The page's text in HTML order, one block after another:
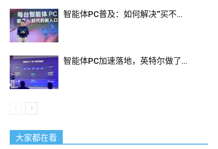
智能体PC普及：如何解决“买不...
智能体PC加速落地，英特尔做了...
大家都在看